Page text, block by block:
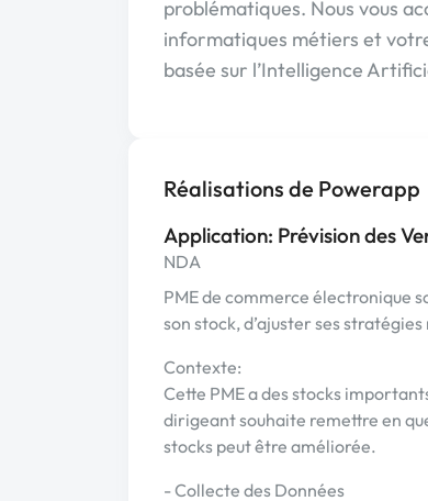
problématiques. Nous vous
informatiques métiers et
basée sur l’Intelligence
Réalisations de Powerapp
Application: Prévision des
NDA
PME de commerce électronique
son stock, d’ajuster ses
Contexte:
Cette PME a des stocks
dirigeant souhaite remettre en
stocks peut être améliorée.
- Collecte des Données